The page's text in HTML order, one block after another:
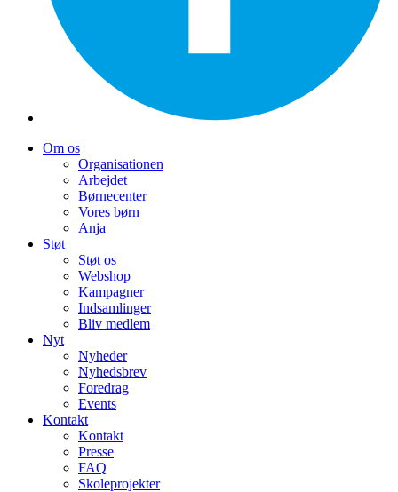
Om os
Organisationen
Arbejdet
Børnecenter
Vores børn
Anja
Støt
Støt os
Webshop
Kampagner
Indsamlinger
Bliv medlem
Nyt
Nyheder
Nyhedsbrev
Foredrag
Events
Kontakt
Kontakt
Presse
FAQ
Skoleprojekter